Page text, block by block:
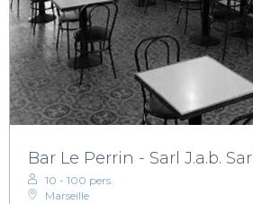
Bar Le Perrin - Sarl J.a.b. Sarl
10 - 100 pers.
Marseille